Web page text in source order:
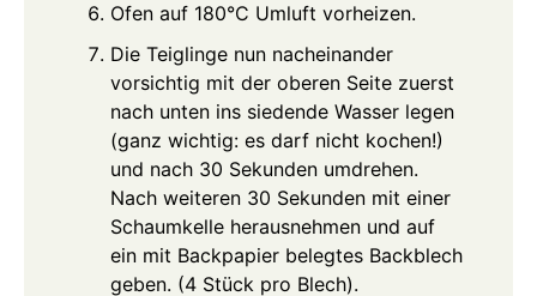
Ofen auf 180°C Umluft vorheizen.
Die Teiglinge nun nacheinander
vorsichtig mit der oberen Seite zuerst
nach unten ins siedende Wasser legen
(ganz wichtig: es darf nicht kochen!)
und nach 30 Sekunden umdrehen.
Nach weiteren 30 Sekunden mit einer
Schaumkelle herausnehmen und auf
ein mit Backpapier belegtes Backblech
geben. (4 Stück pro Blech).